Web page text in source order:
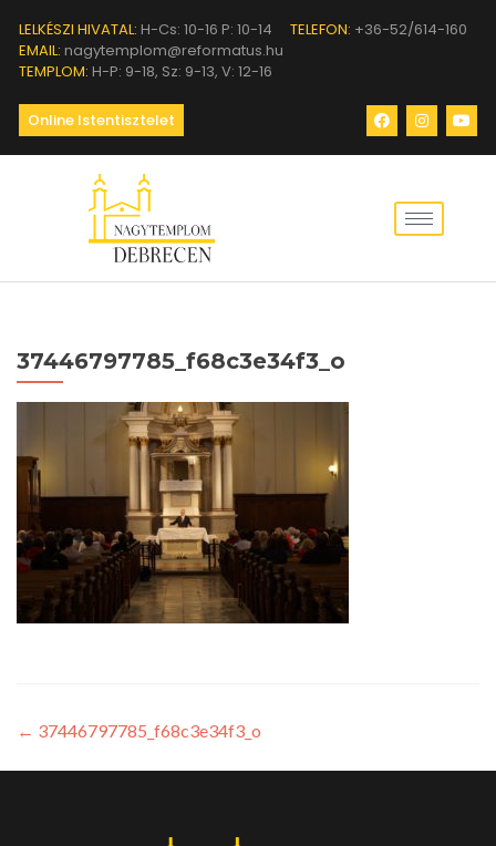
LELKÉSZI HIVATAL: H-Cs: 10-16 P: 10-14 TELEFON: +36-52/614-160
EMAIL: nagytemplom@reformatus.hu
TEMPLOM: H-P: 9-18, Sz: 9-13, V: 12-16
Online Istentisztelet
37446797785_f68c3e34f3_o
← 37446797785_f68c3e34f3_o